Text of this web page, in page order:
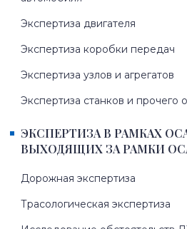
Экспертиза двигателя
Экспертиза коробки передач
Экспертиза узлов и агрегатов
Экспертиза станков и прочего
ЭКСПЕРТИЗА В РАМКАХ
ВЫХОДЯЩИХ ЗА РАМКИ
Дорожная экспертиза
Трасологическая экспертиза